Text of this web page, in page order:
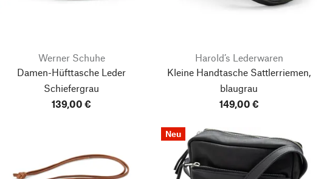
Werner Schuhe
Damen-Hüfttasche Leder
Schiefergrau
139,00 €
Harold’s Lederwaren
Kleine Handtasche Sattlerriemen,
blaugrau
149,00 €
Neu